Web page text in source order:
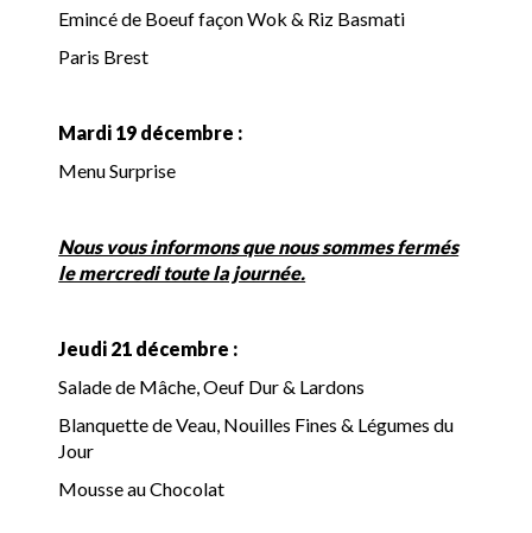
Emincé de Boeuf façon Wok & Riz Basmati
Paris Brest
Mardi 19 décembre :
Menu Surprise
Nous vous informons que nous sommes fermés
le mercredi toute la journée.
Jeudi 21 décembre :
Salade de Mâche, Oeuf Dur & Lardons
Blanquette de Veau, Nouilles Fines & Légumes du
Jour
Mousse au Chocolat